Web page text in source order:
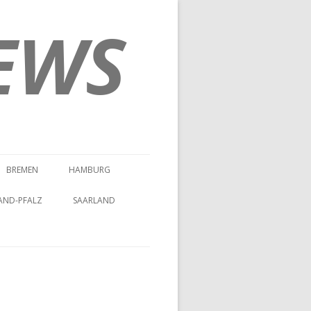
BREMEN HAMBURG
PFALZ SAARLAND